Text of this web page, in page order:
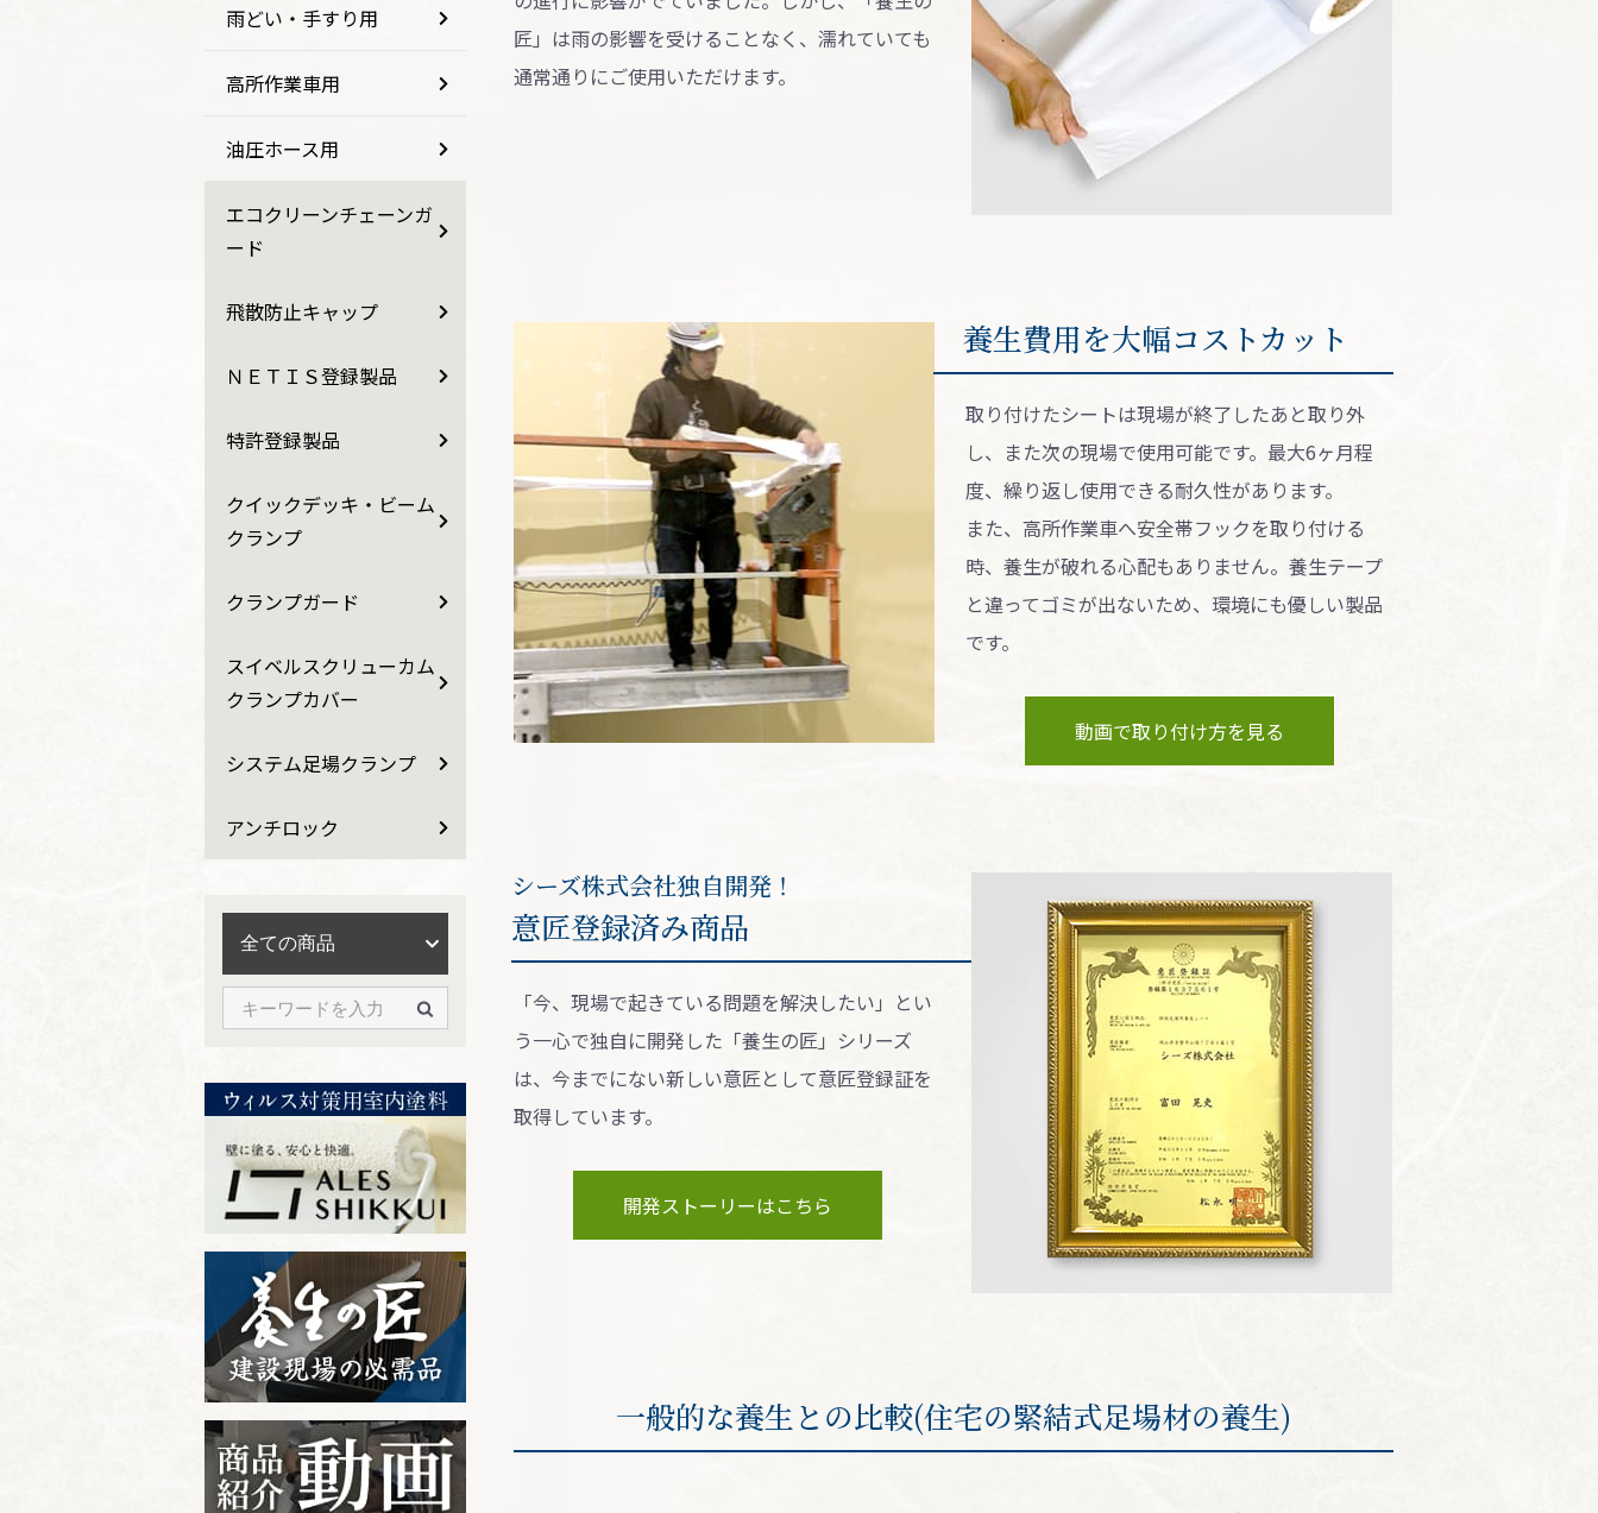
雨どい・手すり用
高所作業車用
油圧ホース用
エコクリーンチェーンガ
ード
飛散防止キャップ
ＮＥＴＩＳ登録製品
特許登録製品
クイックデッキ・ビーム
クランプ
クランプガード
スイベルスクリューカム
クランプカバー
システム足場クランプ
アンチロック
匠」は⾬の影響を受けることなく、濡れていても
通常通りにご使⽤いただけます。
養⽣費⽤を⼤幅コストカット
取り付けたシートは現場が終了したあと取り外
し、また次の現場で使用可能です。最大6ヶ月程
度、繰り返し使用できる耐久性があります。
また、高所作業車へ安全帯フックを取り付ける
時、養生が破れる心配もありません。養生テープ
と違ってゴミが出ないため、環境にも優しい製品
です。
動画で取り付け⽅を⾒る
シーズ株式会社独⾃開発！
意匠登録済み商品
「今、現場で起きている問題を解決したい」とい
う一心で独自に開発した「養⽣の匠」シリーズ
は、今までにない新しい意匠として意匠登録証を
取得しています。
開発ストーリーはこちら
一般的な養生との比較(住宅の緊結式足場材の養生)